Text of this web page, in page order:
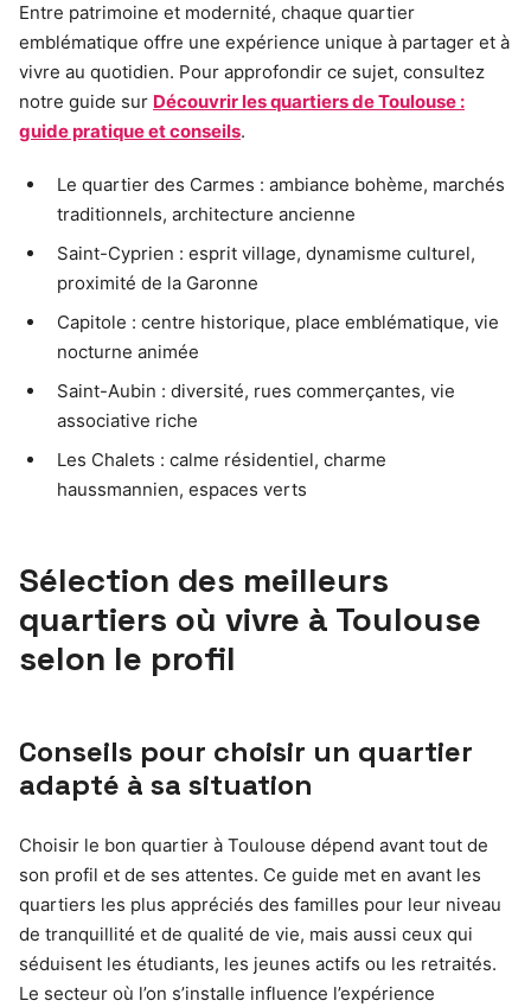
Entre patrimoine et modernité, chaque quartier
emblématique offre une expérience unique à partager et à
vivre au quotidien. Pour approfondir ce sujet, consultez
notre guide sur Découvrir les quartiers de Toulouse :
guide pratique et conseils.
Le quartier des Carmes : ambiance bohème, marchés
traditionnels, architecture ancienne
Saint-Cyprien : esprit village, dynamisme culturel,
proximité de la Garonne
Capitole : centre historique, place emblématique, vie
nocturne animée
Saint-Aubin : diversité, rues commerçantes, vie
associative riche
Les Chalets : calme résidentiel, charme
haussmannien, espaces verts
Sélection des meilleurs
quartiers où vivre à Toulouse
selon le profil
Conseils pour choisir un quartier
adapté à sa situation
Choisir le bon quartier à Toulouse dépend avant tout de
son profil et de ses attentes. Ce guide met en avant les
quartiers les plus appréciés des familles pour leur niveau
de tranquillité et de qualité de vie, mais aussi ceux qui
séduisent les étudiants, les jeunes actifs ou les retraités.
Le secteur où l’on s’installe influence l’expérience